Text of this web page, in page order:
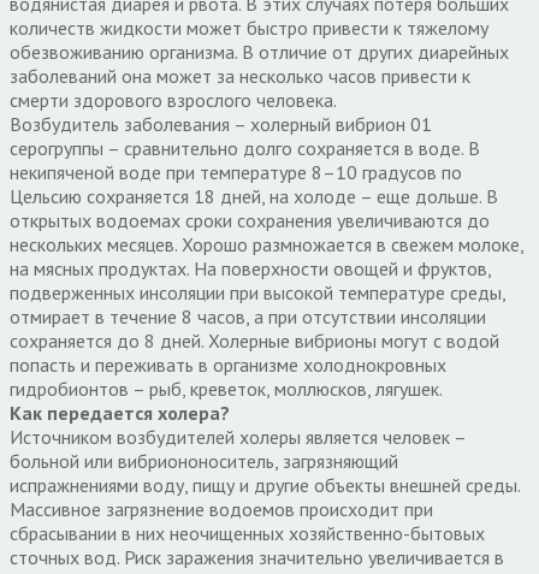
количеств жидкости может быстро привести к тяжелому
обезвоживанию организма. В отличие от других диарейных
заболеваний она может за несколько часов привести к
смерти здорового взрослого человека.
Возбудитель заболевания – холерный вибрион 01
серогруппы – сравнительно долго сохраняется в воде. В
некипяченой воде при температуре 8–10 градусов по
Цельсию сохраняется 18 дней, на холоде – еще дольше. В
открытых водоемах сроки сохранения увеличиваются до
нескольких месяцев. Хорошо размножается в свежем молоке,
на мясных продуктах. На поверхности овощей и фруктов,
подверженных инсоляции при высокой температуре среды,
отмирает в течение 8 часов, а при отсутствии инсоляции
сохраняется до 8 дней. Холерные вибрионы могут с водой
попасть и переживать в организме холоднокровных
гидробионтов – рыб, креветок, моллюсков, лягушек.
Как передается холера?
Источником возбудителей холеры является человек –
больной или вибриононоситель, загрязняющий
испражнениями воду, пищу и другие объекты внешней среды.
Массивное загрязнение водоемов происходит при
сбрасывании в них неочищенных хозяйственно-бытовых
сточных вод. Риск заражения значительно увеличивается в